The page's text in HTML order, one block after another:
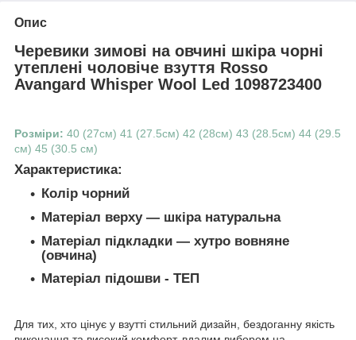
Опис
Черевики зимові на овчині шкіра чорні
утеплені чоловіче взуття Rosso
Avangard Whisper Wool Led 1098723400
Розміри: 40 (27см) 41 (27.5см) 42 (28см) 43 (28.5см) 44 (29.5
см) 45 (30.5 см)
Характеристика:
Колір чорний
Матеріал верху — шкіра натуральна
Матеріал підкладки — хутро вовняне
(овчина)
Матеріал підошви - ТЕП
Для тих, хто цінує у взутті стильний дизайн, бездоганну якість